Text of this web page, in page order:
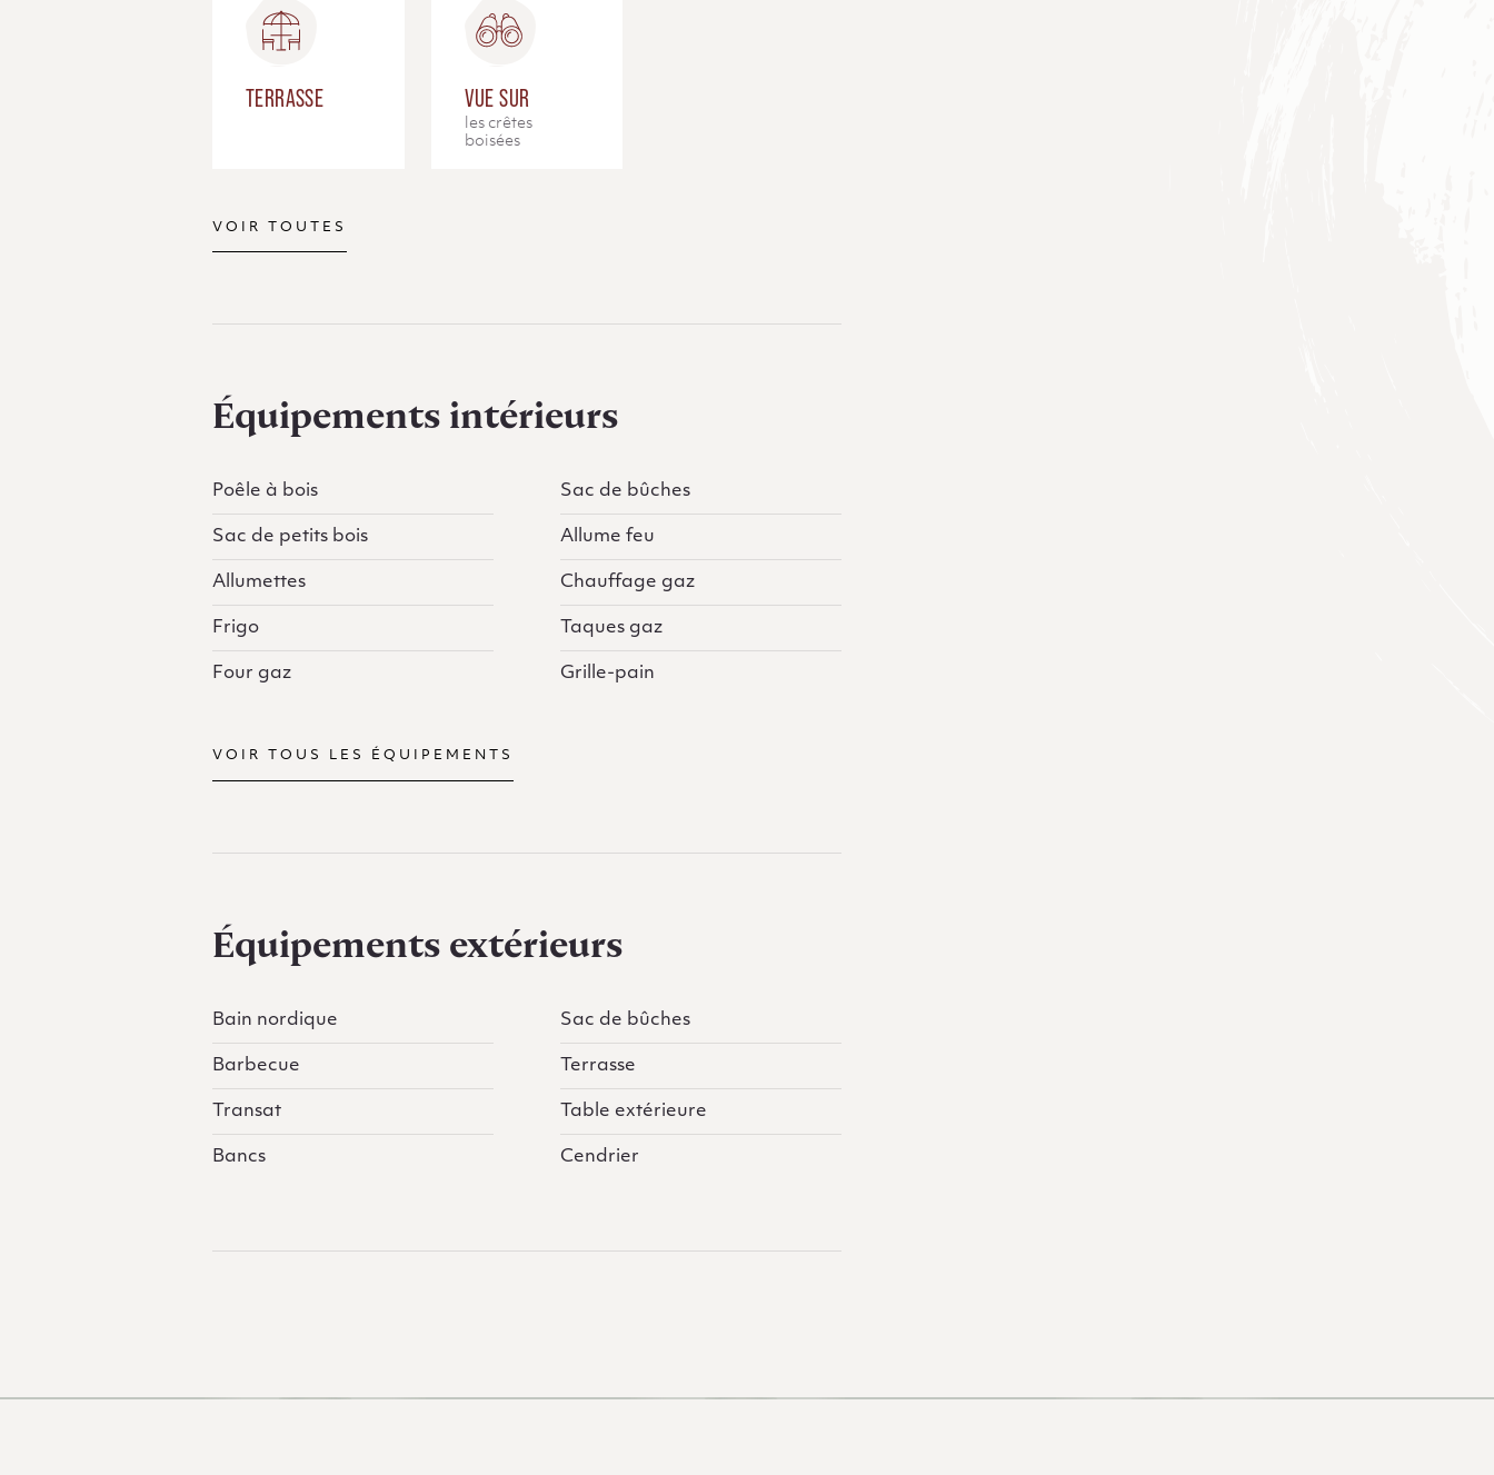
TERRASSE VUE SUR
les crêtes
boisées
VOIR TOUTES
Équipements intérieurs
Poêle à bois Sac de bûches
Sac de petits bois Allume feu
Allumettes Chauffage gaz
Frigo Taques gaz
Four gaz Grille-pain
VOIR TOUS LES ÉQUIPEMENTS
Équipements extérieurs
Bain nordique Sac de bûches
Barbecue Terrasse
Transat Table extérieure
Bancs Cendrier